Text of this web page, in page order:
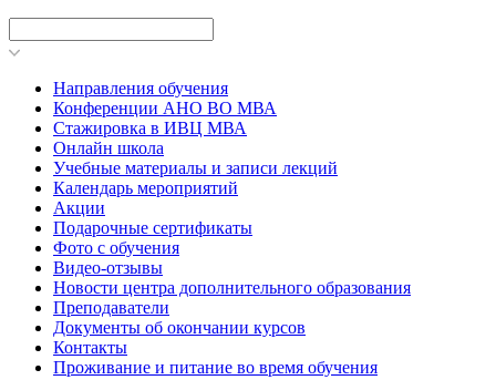
Направления обучения
Конференции АНО ВО МВА
Стажировка в ИВЦ МВА
Онлайн школа
Учебные материалы и записи лекций
Календарь мероприятий
Акции
Подарочные сертификаты
Фото с обучения
Видео-отзывы
Новости центра дополнительного образования
Преподаватели
Документы об окончании курсов
Контакты
Проживание и питание во время обучения